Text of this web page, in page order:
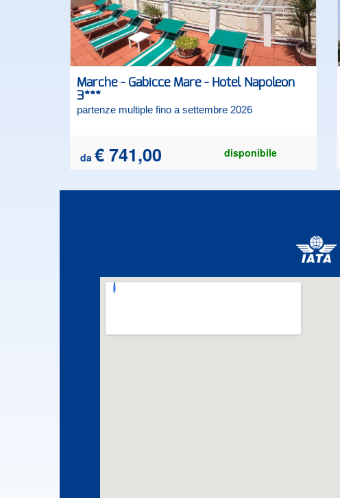
Marche - Gabicce Mare - Hotel Napoleon
3***
partenze multiple fino a settembre 2026
da € 741,00 disponibile